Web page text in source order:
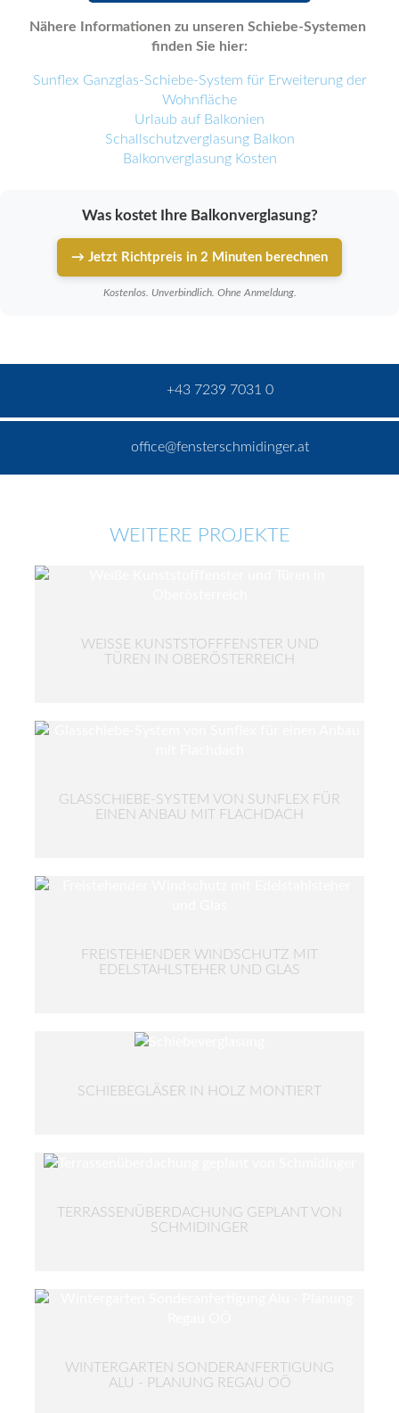
Nähere Informationen zu unseren Schiebe-Systemen
finden Sie hier:
Sunflex Ganzglas-Schiebe-System für Erweiterung der
Wohnfläche
Urlaub auf Balkonien
Schallschutzverglasung Balkon
Balkonverglasung Kosten
Was kostet Ihre Balkonverglasung?
→ Jetzt Richtpreis in 2 Minuten berechnen
Kostenlos. Unverbindlich. Ohne Anmeldung.
+43 7239 7031 0
office@fensterschmidinger.at
WEITERE PROJEKTE
WEISSE KUNSTSTOFFFENSTER UND T
ÜREN IN OBERÖSTERREICH
GLASSCHIEBE-SYSTEM VON SUNFLEX FÜR
EINEN ANBAU MIT FLACHDACH
FREISTEHENDER WINDSCHUTZ MIT
EDELSTAHLSTEHER UND GLAS
SCHIEBEGLÄSER IN HOLZ MONTIERT
TERRASSENÜBERDACHUNG GEPLANT VON
SCHMIDINGER
WINTERGARTEN SONDERANFERTIGUNG
ALU - PLANUNG REGAU OÖ